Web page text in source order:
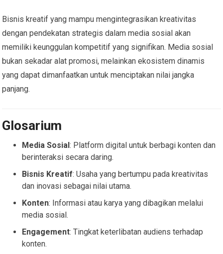
Bisnis kreatif yang mampu mengintegrasikan kreativitas
dengan pendekatan strategis dalam media sosial akan
memiliki keunggulan kompetitif yang signifikan. Media sosial
bukan sekadar alat promosi, melainkan ekosistem dinamis
yang dapat dimanfaatkan untuk menciptakan nilai jangka
panjang.
Glosarium
Media Sosial: Platform digital untuk berbagi konten dan
berinteraksi secara daring.
Bisnis Kreatif: Usaha yang bertumpu pada kreativitas
dan inovasi sebagai nilai utama.
Konten: Informasi atau karya yang dibagikan melalui
media sosial.
Engagement: Tingkat keterlibatan audiens terhadap
konten.